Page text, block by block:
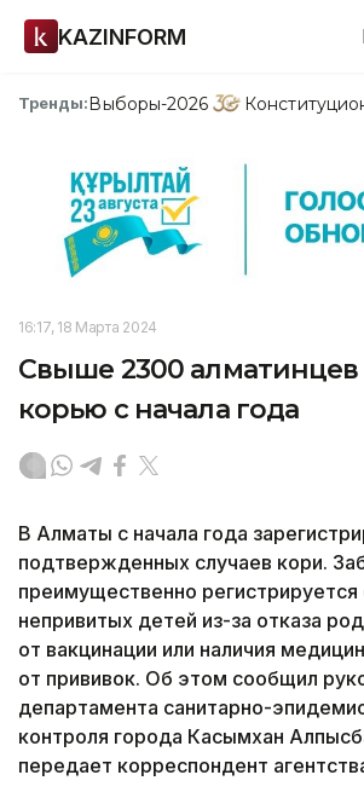
KAZINFORM
Тренды:Выборы-2026
16:17, 18 Марта 2024
Свыше 2300 алматинцев
корью с начала года
В Алматы с начала года
подтвержденных случаев кори.
преимущественно регистрируется
непривитых детей из-за отказа
от вакцинации или наличия
от прививок. Об этом сообщил
департамента санитарно-
контроля города Касымхан
передает корреспондент